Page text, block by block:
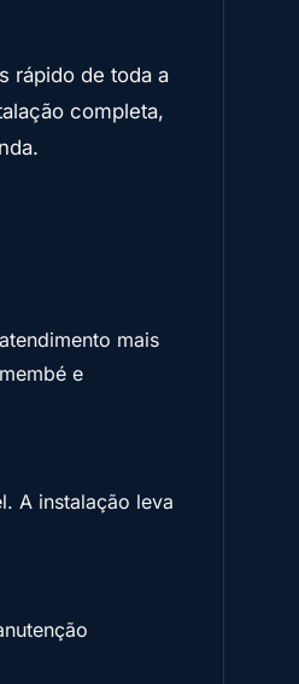
rápido de toda a
completa,
mais
e
A instalação leva